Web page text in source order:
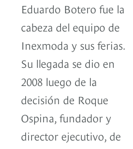
Eduardo Botero fue la
cabeza del equipo de
Inexmoda y sus ferias.
Su llegada se dio en
2008 luego de la
decisión de Roque
Ospina, fundador y
director ejecutivo, de